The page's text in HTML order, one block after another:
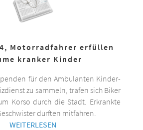
Motorradfahrer erfüllen
kranker Kinder
für den Ambulanten Kinder-
zu sammeln, trafen sich Biker
Korso durch die Stadt. Erkrankte
durften mitfahren.
WEITERLESEN